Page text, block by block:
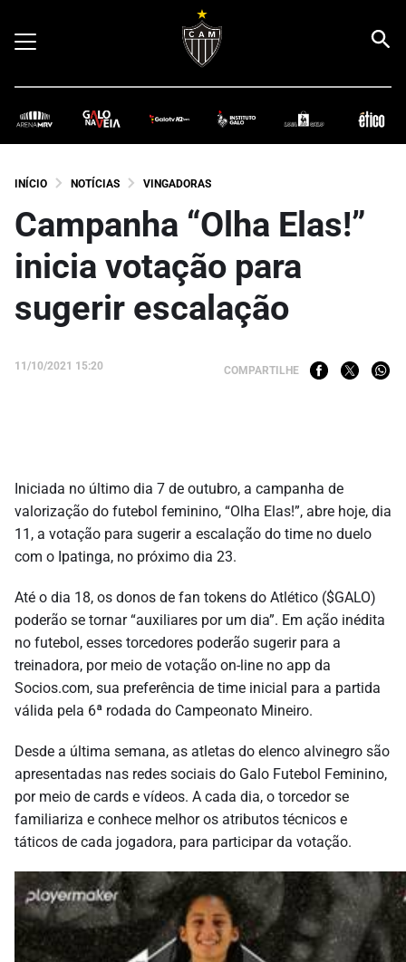
INÍCIO NOTÍCIAS VINGADORAS
Campanha “Olha Elas!”
inicia votação para
sugerir escalação
11/10/2021 15:20 COMPARTILHE
Iniciada no último dia 7 de outubro, a campanha de
valorização do futebol feminino, “Olha Elas!”, abre hoje, dia
11, a votação para sugerir a escalação do time no duelo
com o Ipatinga, no próximo dia 23.
Até o dia 18, os donos de fan tokens do Atlético ($GALO)
poderão se tornar “auxiliares por um dia”. Em ação inédita
no futebol, esses torcedores poderão sugerir para a
treinadora, por meio de votação on-line no app da
Socios.com, sua preferência de time inicial para a partida
válida pela 6ª rodada do Campeonato Mineiro.
Desde a última semana, as atletas do elenco alvinegro são
apresentadas nas redes sociais do Galo Futebol Feminino,
por meio de cards e vídeos. A cada dia, o torcedor se
familiariza e conhece melhor os atributos técnicos e
táticos de cada jogadora, para participar da votação.